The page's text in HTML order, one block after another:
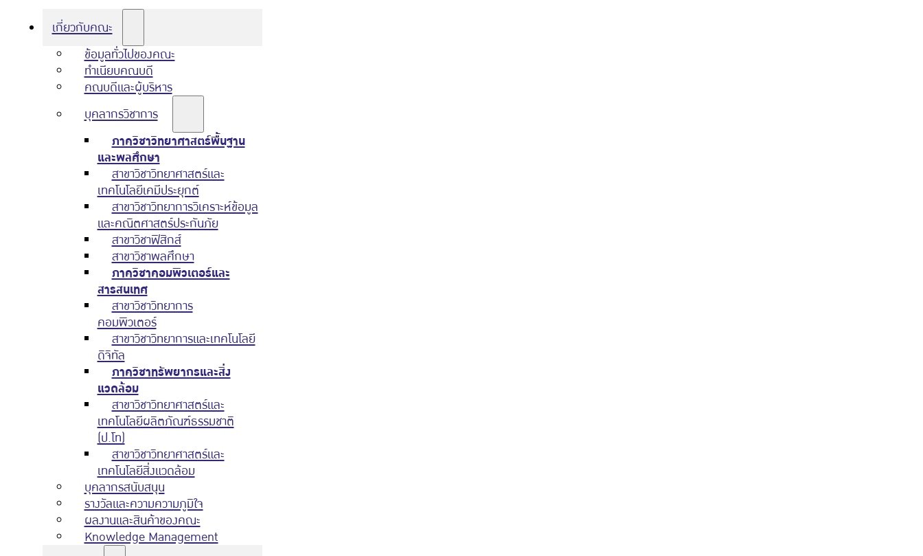
เกี่ยวกับคณะ
ข้อมูลทั่วไปของคณะ
ทำเนียบคณบดี
คณบดีและผู้บริหาร
บุคลากรวิชาการ
ภาควิชาวิทยาศาสตร์พื้นฐาน
และพลศึกษา
สาขาวิชาวิทยาศาสตร์และ
เทคโนโลยีเคมีประยุกต์
สาขาวิชาวิทยาการวิเคราะห์ข้อมูล
และคณิตศาสตร์ประกันภัย
สาขาวิชาฟิสิกส์
สาขาวิชาพลศึกษา
ภาควิชาคอมพิวเตอร์และ
สารสนเทศ
สาขาวิชาวิทยาการ
คอมพิวเตอร์
สาขาวิชาวิทยาการและเทคโนโลยี
ดิจิทัล
ภาควิชาทรัพยากรและสิ่ง
แวดล้อม
สาขาวิชาวิทยาศาสตร์และ
เทคโนโลยีผลิตภัณฑ์ธรรมชาติ
(ป.โท)
สาขาวิชาวิทยาศาสตร์และ
เทคโนโลยีสิ่งแวดล้อม
บุคลากรสนับสนุน
รางวัลและความความภูมิใจ
ผลงานและสินค้าของคณะ
Knowledge Management